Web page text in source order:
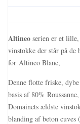
Altineo serien er et
vinstokke der står på de
for Altineo Blanc,
Denne flotte friske,
basis af 80%
Domainets ældste
blanding af beton